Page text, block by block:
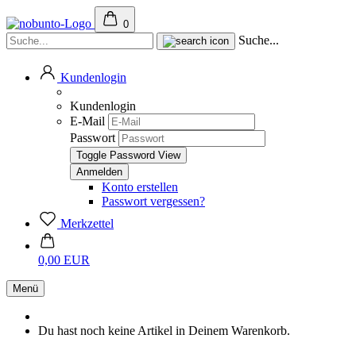
0
Suche...
Kundenlogin
Kundenlogin
E-Mail
Passwort
Toggle Password View
Konto erstellen
Passwort vergessen?
Merkzettel
0,00 EUR
Menü
Du hast noch keine Artikel in Deinem Warenkorb.